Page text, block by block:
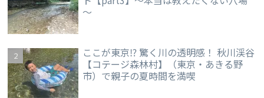
～
ここが東京⁉ 驚く川の透明感！ 秋川渓谷
【コテージ森林村】（東京・あきる野
市）で親子の夏時間を満喫